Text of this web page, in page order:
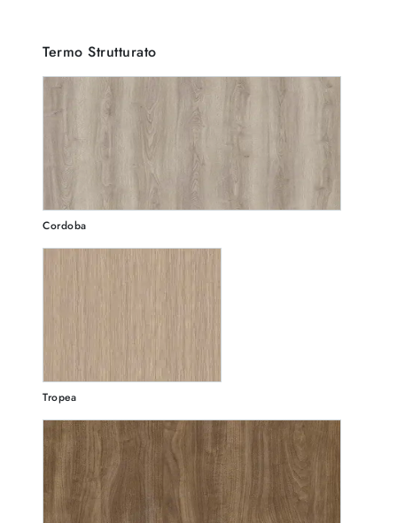
Termo Strutturato
Cordoba
Tropea